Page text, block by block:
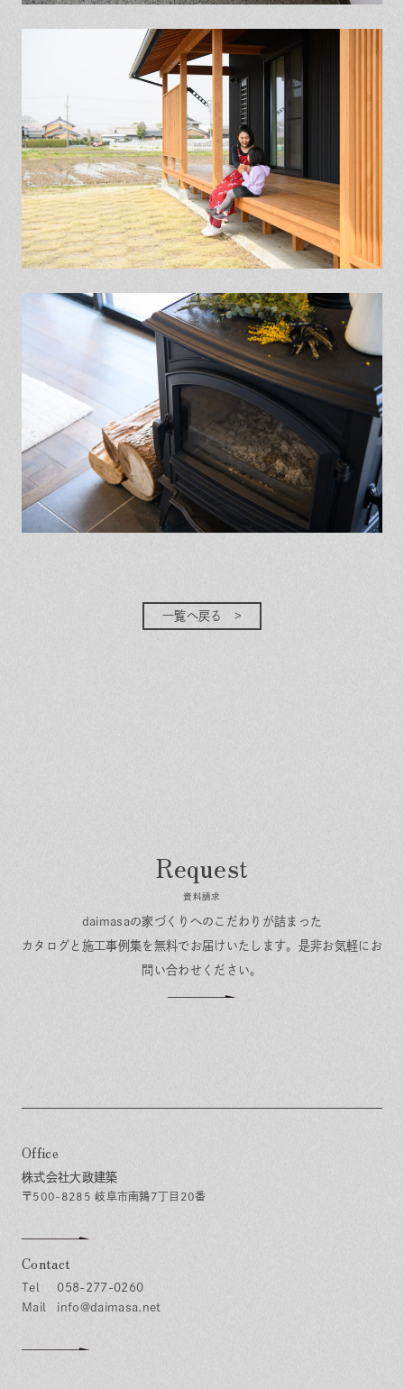
一覧へ戻る
資料請求
daimasaの家づくりへのこだわりが詰まった
カタログと施工事例集を無料でお届けいたします。 是非お気軽にお
問い合わせください。
Office
株式会社大政建築
〒500-8285 岐阜市南鶉7丁目20番
Contact
058-277-0260
info@daimasa.net